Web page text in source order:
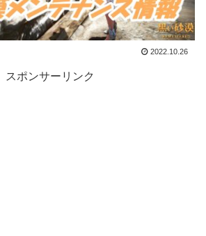
2022.10.26
スポンサーリンク